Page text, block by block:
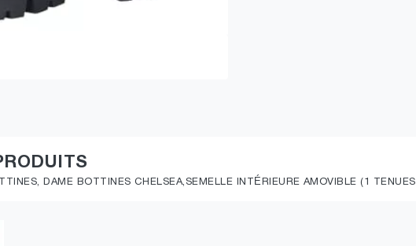
DAME BOTTINES CHELSEA,SEMELLE INTÉRIEURE AMOVIBLE (1